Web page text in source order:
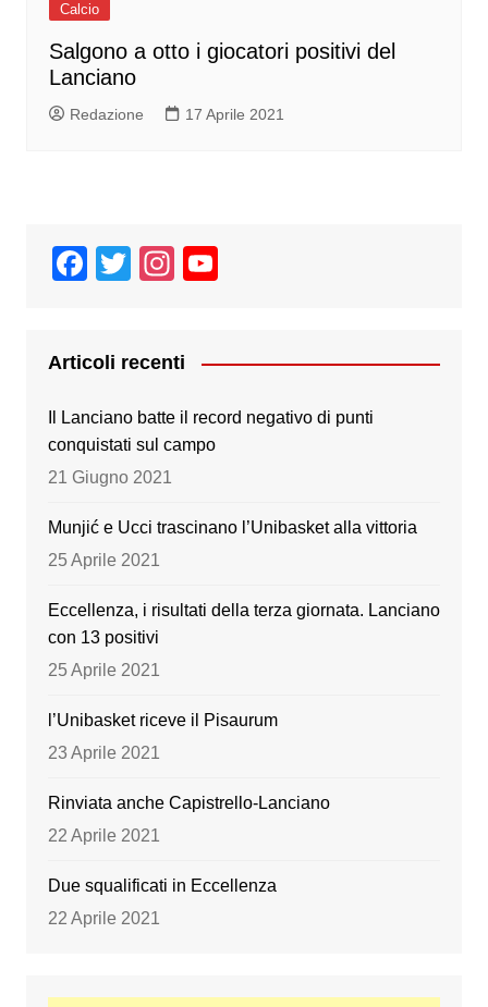
Calcio
Salgono a otto i giocatori positivi del
Lanciano
Redazione 17 Aprile 2021
F
e
b
o
o
T
er
In
gr
a
m
T
Articoli recenti
Il Lanciano batte il record negativo di punti
conquistati sul campo
21 Giugno 2021
Munjić e Ucci trascinano l’Unibasket alla vittoria
25 Aprile 2021
Eccellenza, i risultati della terza giornata. Lanciano
con 13 positivi
25 Aprile 2021
l’Unibasket riceve il Pisaurum
23 Aprile 2021
Rinviata anche Capistrello-Lanciano
22 Aprile 2021
Due squalificati in Eccellenza
22 Aprile 2021